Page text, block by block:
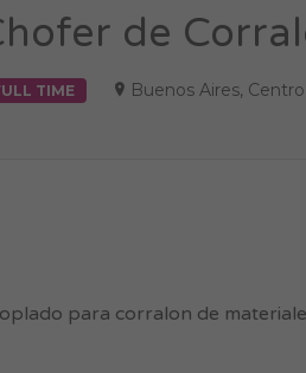
de
TIME Buenos Aires, Centro
para corralon de